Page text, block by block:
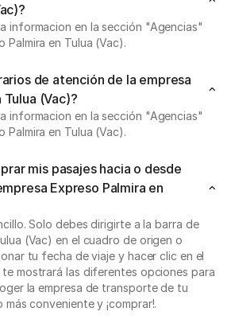
informacion en la sección "Agencias"
Palmira en Tulua (Vac).
de atención de la empresa
(Vac)?
informacion en la sección "Agencias"
Palmira en Tulua (Vac).
mis pasajes hacia o desde
Expreso Palmira en
Solo debes dirigirte a la barra de
(Vac) en el cuadro de origen o
tu fecha de viaje y hacer clic en el
mostrará las diferentes opciones para
la empresa de transporte de tu
conveniente y ¡comprar!.